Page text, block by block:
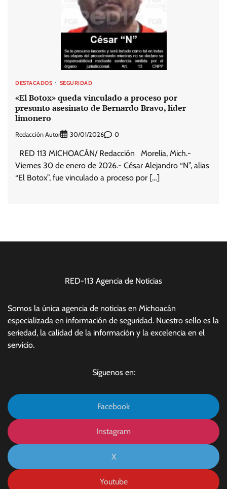
DESTACADOS SEGURIDAD
«El Botox» queda vinculado a proceso por
presunto asesinato de Bernardo Bravo, líder
limonero
Redacción Autor 30/01/2026 0
RED 113 MICHOACÁN/ Redacción Morelia, Mich.-
Viernes 30 de enero de 2026.- César Alejandro “N”, alias
“El Botox”, fue vinculado a proceso por […]
RED-113 Agencia de Noticias
Somos la única agencia de noticias en Michoacán
especializada en información de seguridad. Nuestro sello es la
seriedad, la calidad de la información y la excelencia en el
servicio.
Síguenos en:
Facebook
Instagram
X
Youtube